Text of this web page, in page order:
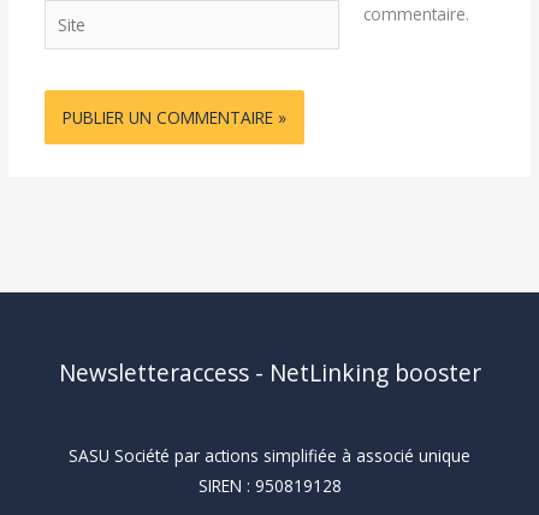
commentaire.
Newsletteraccess - NetLinking booster
SASU Société par actions simplifiée à associé unique
SIREN : 950819128